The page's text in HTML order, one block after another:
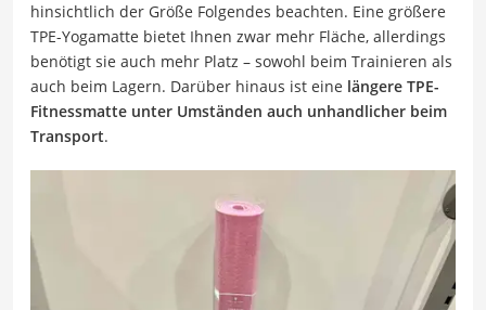
hinsichtlich der Größe Folgendes beachten. Eine größere
TPE-Yogamatte bietet Ihnen zwar mehr Fläche, allerdings
benötigt sie auch mehr Platz – sowohl beim Trainieren als
auch beim Lagern. Darüber hinaus ist eine längere TPE-
Fitnessmatte unter Umständen auch unhandlicher beim
Transport.